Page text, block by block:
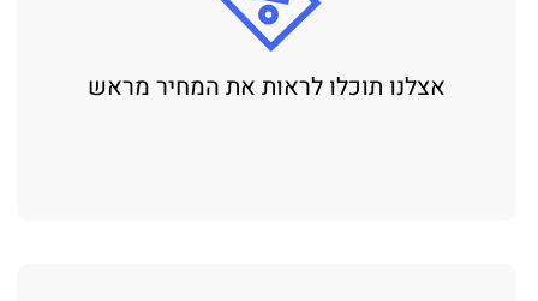
אצלנו תוכלו לראות את המחיר מראש